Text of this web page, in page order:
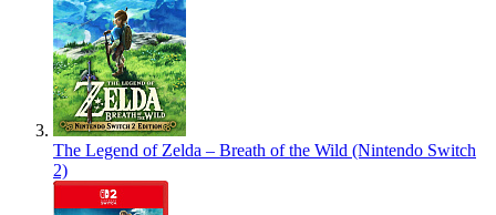
The Legend of Zelda – Breath of the Wild (Nintendo Switch
2)